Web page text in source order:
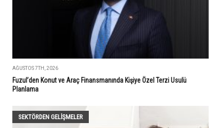
AĞUSTOS 7TH, 2026
Fuzul’den Konut ve Araç Finansmanında Kişiye Özel Terzi Usulü
Planlama
SEKTÖRDEN GELIŞMELER